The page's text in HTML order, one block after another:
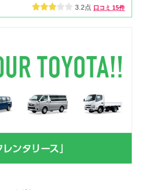
3.2点 口コミ 15件